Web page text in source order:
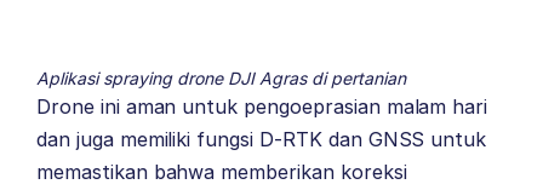
Aplikasi spraying drone DJI Agras di pertanian
Drone ini aman untuk pengoeprasian malam hari
dan juga memiliki fungsi D-RTK dan GNSS untuk
memastikan bahwa memberikan koreksi